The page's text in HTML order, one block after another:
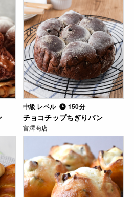
中級 レベル 150分
チョコチップちぎりパン
富澤商店